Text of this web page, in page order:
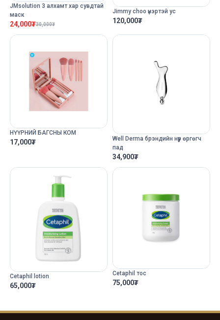
JMsolution 3 алхамт хар сувдтай
маск
24,000₮30,000₮
Jimmy choo үнэртэй ус
120,000₮
НҮҮРНИЙ БАГСНЫ КОМ
17,000₮
Well Derma брэндийн нүүр өргөгч
пад
34,900₮
Cetaphil lotion
65,000₮
Cetaphil тос
75,000₮